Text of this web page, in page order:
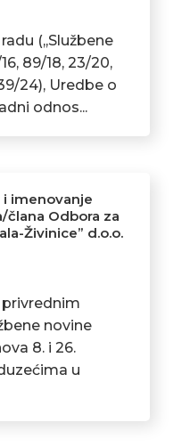
(,,Službene
89/18, 23/20,
24), Uredbe o
odnos...
i imenovanje
Odbora za
Živinice” d.o.o.
novine
8. i 26.
u